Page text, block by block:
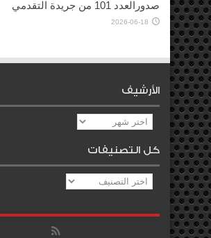
صدورالعدد 101 من جريدة التقدمي
2026-06-18
الأرشيف
الأرشيف
كل التصنيفات
كل
التصنيفات